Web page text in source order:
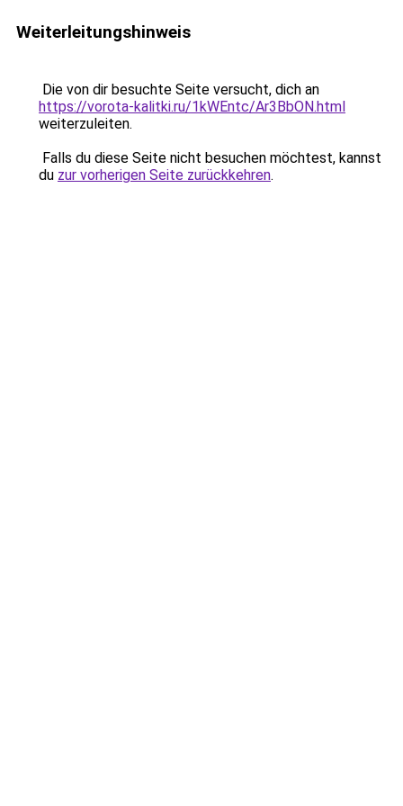
Weiterleitungshinweis
Die von dir besuchte Seite versucht, dich an
https://vorota-kalitki.ru/1kWEntc/Ar3BbON.html
weiterzuleiten.
Falls du diese Seite nicht besuchen möchtest, kannst
du zur vorherigen Seite zurückkehren.